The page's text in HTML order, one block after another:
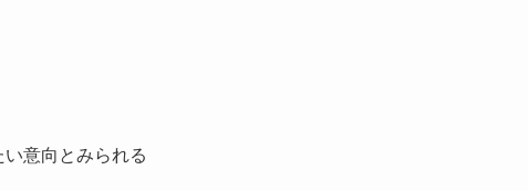
意向とみられる